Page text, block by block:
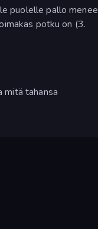
puolelle pallo menee
potku on (3.
mitä tahansa